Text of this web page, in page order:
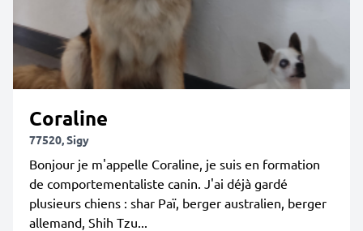
Coraline
77520, Sigy
Bonjour je m'appelle Coraline, je suis en formation
de comportementaliste canin. J'ai déjà gardé
plusieurs chiens : shar Paï, berger australien, berger
allemand, Shih Tzu...